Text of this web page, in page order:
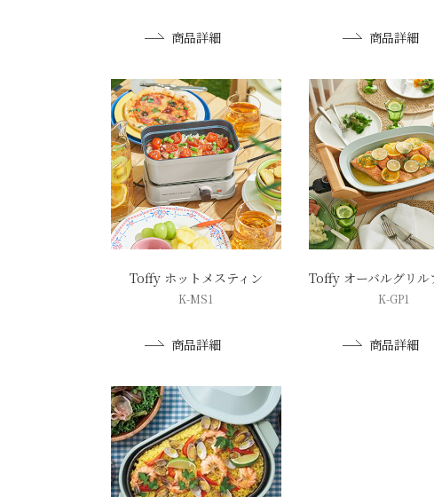
商品詳細 商品詳細
Toffy ホットメスティン
K-MS1
商品詳細
Toffy オーバルグリル
K-GP1
商品詳細